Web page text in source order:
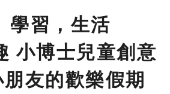
學習，生活
小博士兒童創意
友的歡樂假期